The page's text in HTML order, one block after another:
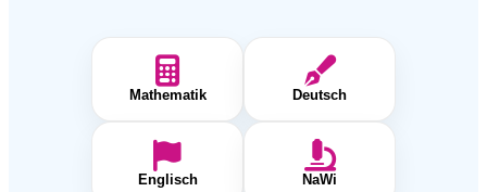
Mathematik Deutsch
Englisch NaWi